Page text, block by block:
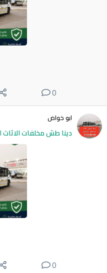
0
ابو خواض
دينا طش مخلفات الاثاث القديم
0